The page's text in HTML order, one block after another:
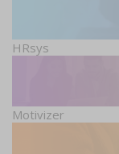
HRsys
Motivizer